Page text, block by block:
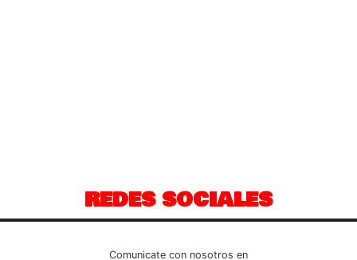
REDES SOCIALES
Comunicate con nosotros en